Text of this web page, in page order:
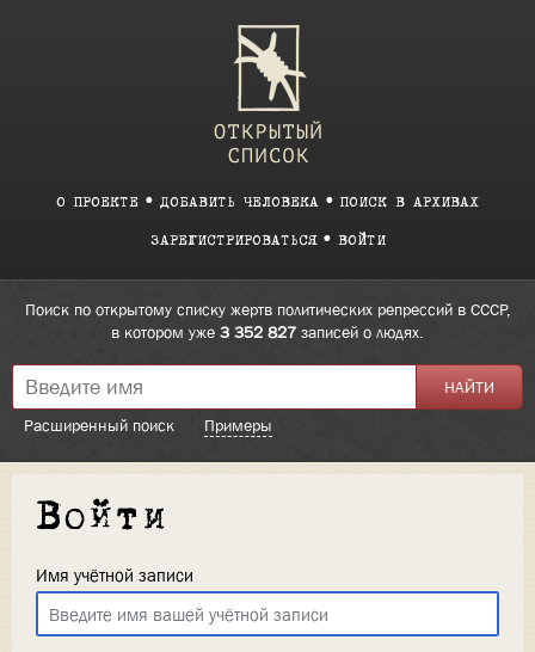
О ПРОЕКТЕ ДОБАВИТЬ ЧЕЛОВЕКА ПОИСК В АРХИВАХ
ЗАРЕГИСТРИРОВАТЬСЯ ВОЙТИ
Поиск по открытому списку жертв политических репрессий в СССР,
в котором уже 3 352 827 записей о людях.
Расширенный поиск Примеры
Войти
Имя учётной записи